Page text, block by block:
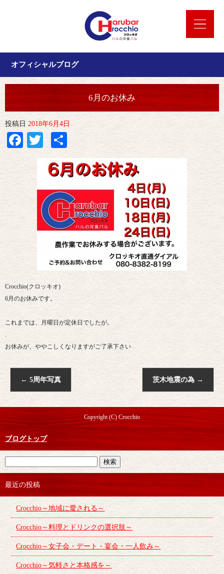
オフィシャルブログ
6月のお休み
投稿日 2018年6月4日
Facebook
Twitter
有
Crocchio(クロッキオ)
6月のお休みです。
これまでは、月曜日が定休日でしたが。
.
お休みが、ややこしくなりますがご了承下さい
← 5周年写真 茨木地震の為 →
Copyright (C) Crocchio
ブログトップ
最近の投稿
Crocchio～地域に愛される～
Crocchio～料理とドリンクの選択肢～
Crocchio～女子会・デート・宴会・一人飲み～
Crocchio～気軽さと本格感を～